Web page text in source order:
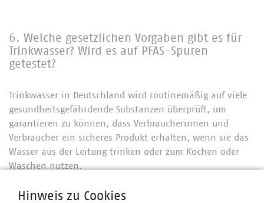
6. Welche gesetzlichen Vorgaben gibt es für
Trinkwasser? Wird es auf PFAS-Spuren
getestet?
Trinkwasser in Deutschland wird routinemäßig auf viele
gesundheitsgefährdende Substanzen überprüft, um
garantieren zu können, dass Verbraucherinnen und
Verbraucher ein sicheres Produkt erhalten, wenn sie das
Wasser aus der Leitung trinken oder zum Kochen oder
Waschen nutzen.
Rechtliche Grundlage dafür ist die
Hinweis zu Cookies